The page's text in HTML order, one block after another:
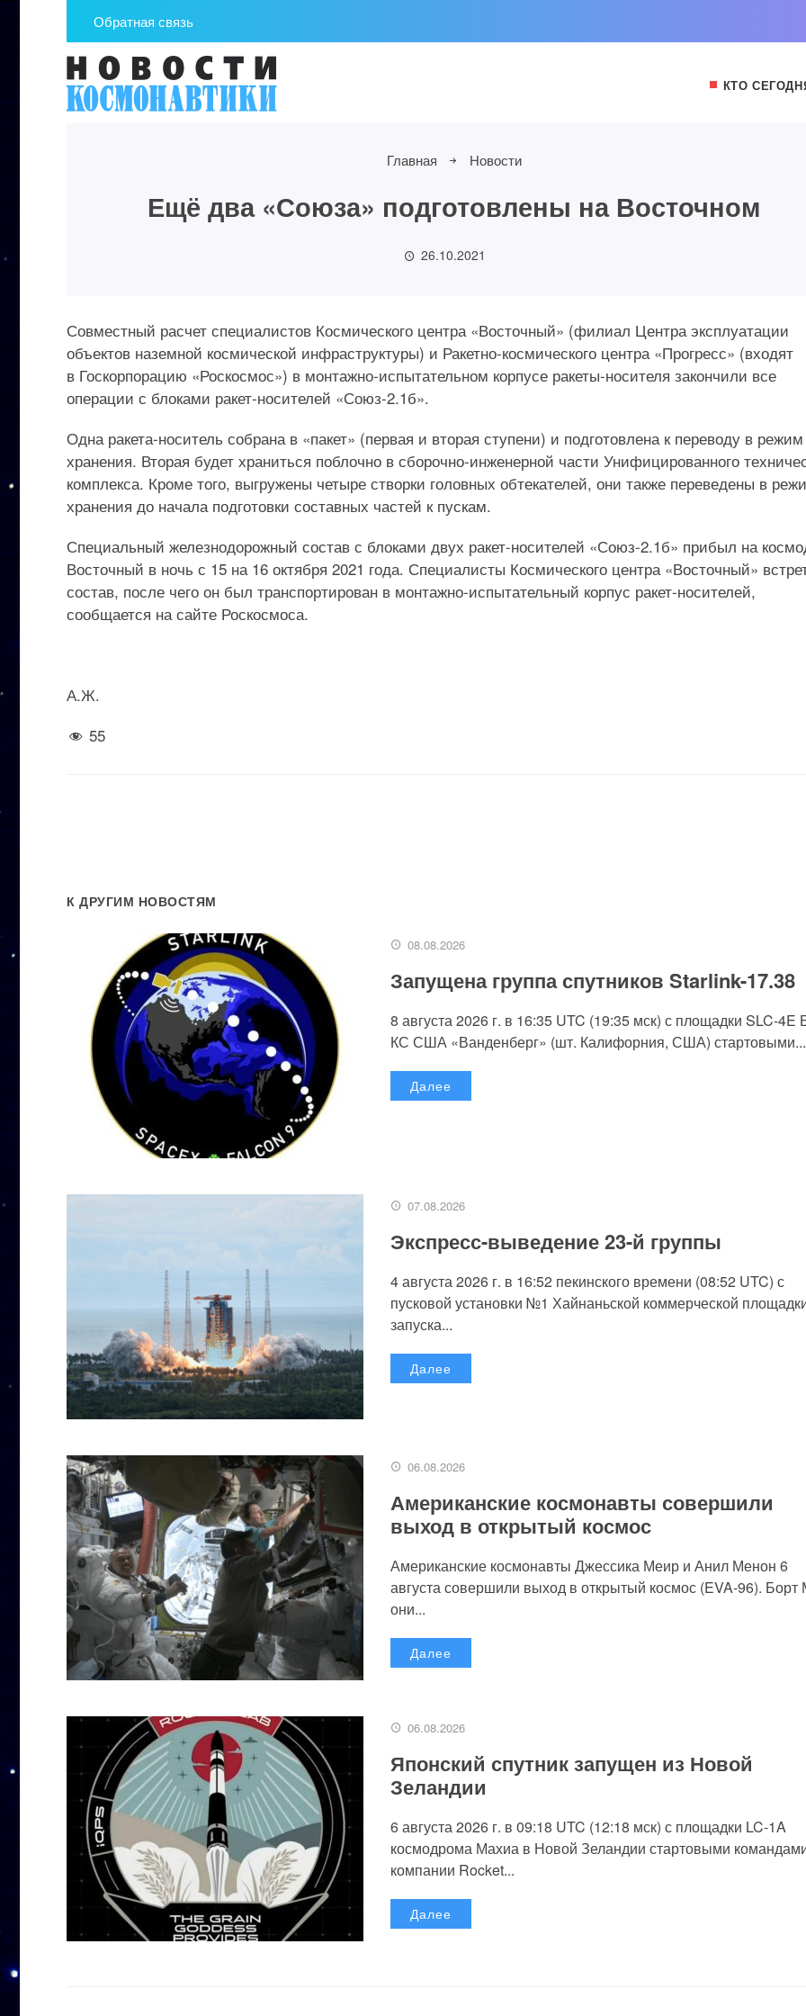
Обратная связь
КТО
Главная Новости
Ещё два «Союза» подготовлены на Восточном
26.10.2021
Совместный расчет специалистов Космического центра «Восточный» (филиал Центра эксплуатации
объектов наземной космической инфраструктуры) и Ракетно-космического центра «Прогресс» (входят
в Госкорпорацию «Роскосмос») в монтажно-испытательном корпусе ракеты-носителя закончили все
операции с блоками ракет-носителей «Союз-2.1б».
Одна ракета-носитель собрана в «пакет» (первая и вторая ступени) и подготовлена к переводу в режим
хранения. Вторая будет храниться поблочно в сборочно-инженерной части Унифицированного
комплекса. Кроме того, выгружены четыре створки головных обтекателей, они также переведены в
хранения до начала подготовки составных частей к пускам.
Специальный железнодорожный состав с блоками двух ракет-носителей «Союз-2.1б» прибыл на
Восточный в ночь с 15 на 16 октября 2021 года. Специалисты Космического центра «Восточный»
состав, после чего он был транспортирован в монтажно-испытательный корпус ракет-носителей,
сообщается на сайте Роскосмоса.
А.Ж.
55
К ДРУГИМ НОВОСТЯМ
08.08.2026
Запущена группа спутников Starlink-17.38
8 августа 2026 г. в 16:35 UTC (19:35 мск) с площадки SLC-4E
КС США «Ванденберг» (шт. Калифорния, США) стартовыми...
Далее
07.08.2026
Экспресс-выведение 23-й группы
4 августа 2026 г. в 16:52 пекинского времени (08:52 UTC) с
пусковой установки №1 Хайнаньской коммерческой
запуска...
Далее
06.08.2026
Американские космонавты совершили
выход в открытый космос
Американские космонавты Джессика Меир и Анил Менон 6
августа совершили выход в открытый космос (EVA-96).
они...
Далее
06.08.2026
Японский спутник запущен из Новой
Зеландии
6 августа 2026 г. в 09:18 UTC (12:18 мск) с площадки LC-1A
космодрома Махиа в Новой Зеландии стартовыми
компании Rocket...
Далее